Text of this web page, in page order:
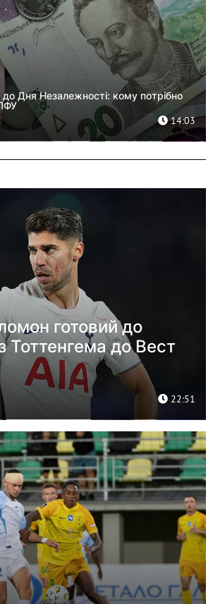
Дня Незалежності: кому потрібно
14:03
готовий до
Тоттенгема до Вест
22:51